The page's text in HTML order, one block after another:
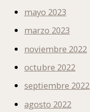
mayo 2023
marzo 2023
noviembre 2022
octubre 2022
septiembre 2022
agosto 2022